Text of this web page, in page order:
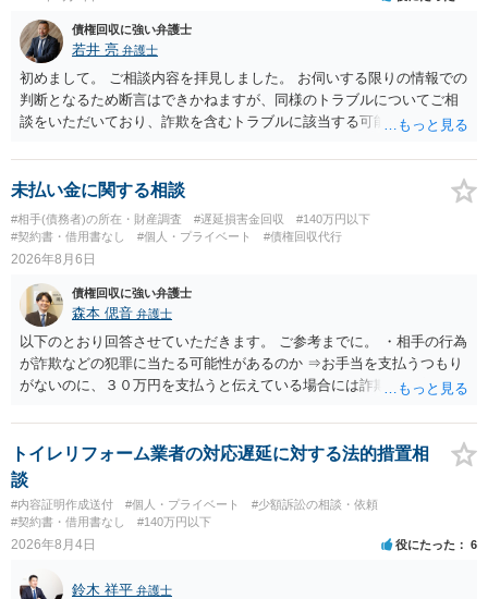
債権回収に強い弁護士
若井 亮 弁護士
初めまして。 ご相談内容を拝見しました。 お伺いする限りの情報での
判断となるため断言はできかねますが、同様のトラブルについてご相
談をいただいており、詐欺を含むトラブルに該当する可能性があるで
ります。 お金を渡した方法が現金手渡しではなく、指定口座への振込
であるならば、相手方の身元を特定できる可能性もあるでしょう。 い
ずれにせよ、まずは速やかに最寄りの警察署に被害相談に行くことを
お勧めします。
未払い金に関する相談
#相手(債務者)の所在・財産調査 #遅延損害金回収
#140万円以下
#契約書・借用書なし
#個人・プライベート #債権回収代行
2026年8月6日
債権回収に強い弁護士
森本 偲音 弁護士
以下のとおり回答させていただきます。 ご参考までに。 ・相手の行為
が詐欺などの犯罪に当たる可能性があるのか ⇒お手当を支払うつもり
がないのに、３０万円を支払うと伝えている場合には詐欺罪に該当す
段が取れるのか ⇒契約に基づく履行請求として３０万円を請求するこ
とが考えられますが、 パパ活の契約は、売春防止法に抵触する契約
であるため、公序良俗に反する契約として 民法上無効（民法９０
条）となるため、相手方に請求できない可能性が高いです。 ・相手の
氏名や住所が分からない状態でも対応可能なのか ⇒訴訟等の裁判上の
手続を利用する場合には、原則として相手方の住所・氏名を把握して
トイレリフォーム業者の対応遅延に対する法的措置相
談
#内容証明作成送付 #個人・プライベート
#少額訴訟の相談・依頼
#契約書・借用書なし
#140万円以下
2026年8月4日 役にたった 6
鈴木 祥平 弁護士